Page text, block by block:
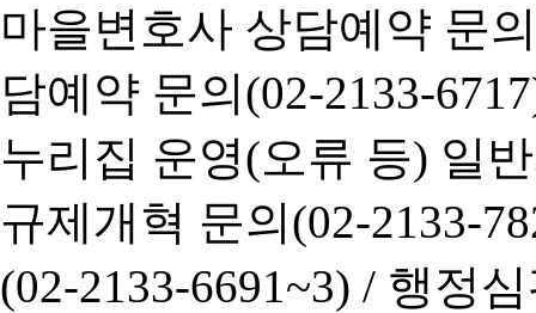
마을변호사 상담예약 문
담예약 문의(02-2133-
누리집 운영(오류 등) 일
규제개혁 문의(02-2133-
(02-2133-6691~3) / 행정심